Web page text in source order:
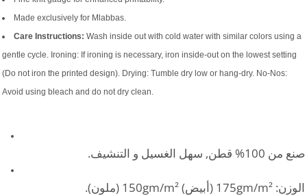
Made exclusively for Mlabbas.
Care Instructions: Wash inside out with cold water with similar colors using a
gentle cycle. Ironing: If ironing is necessary, iron inside-out on the lowest setting
(Do not iron the printed design). Drying: Tumble dry low or hang-dry. No-Nos:
Avoid using bleach and do not dry clean.
صنع من 100% قطن, سهل الغسيل و التنشيف.
الوزن: 175gm/m² (أبيض) 150gm/m² (ملون).